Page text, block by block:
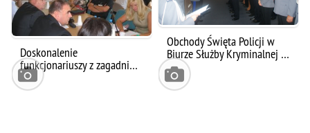
Doskonalenie
funkcjonariuszy z zagadni…
Obchody Święta Policji w
Biurze Służby Kryminalnej …